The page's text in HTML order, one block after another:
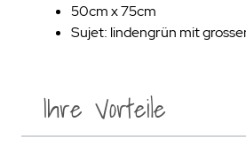
Ihre Vorteile
50cm x 75cm
Sujet: lindengrün mit